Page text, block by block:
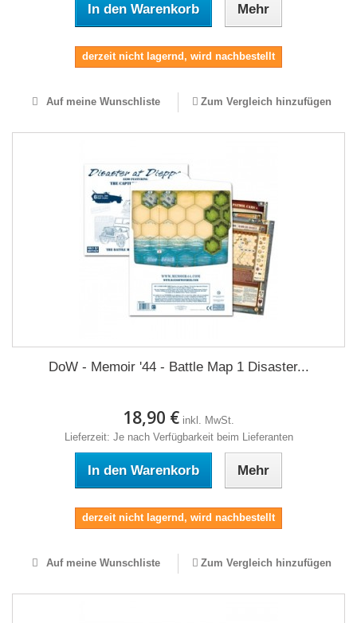
In den Warenkorb Mehr
derzeit nicht lagernd, wird nachbestellt
Auf meine Wunschliste Zum Vergleich hinzufügen
DoW - Memoir '44 - Battle Map 1 Disaster...
18,90 € inkl. MwSt.
Lieferzeit: Je nach Verfügbarkeit beim Lieferanten
In den Warenkorb Mehr
derzeit nicht lagernd, wird nachbestellt
Auf meine Wunschliste Zum Vergleich hinzufügen